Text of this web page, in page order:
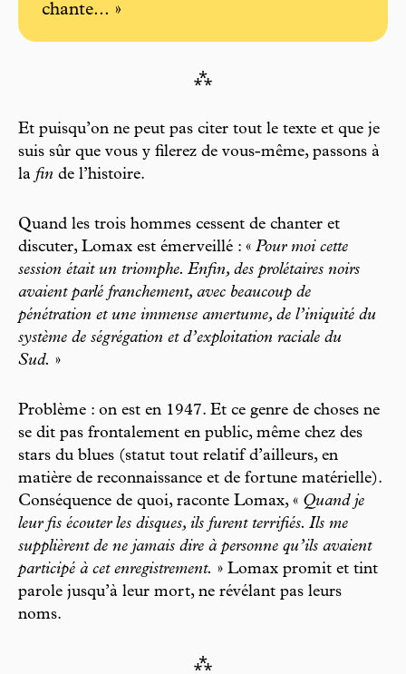
chante... »
⁂
Et puisqu’on ne peut pas citer tout le texte et que je
suis sûr que vous y filerez de vous-même, passons à
la fin de l’histoire.
Quand les trois hommes cessent de chanter et
discuter, Lomax est émerveillé : « Pour moi cette
session était un triomphe. Enfin, des prolétaires noirs
avaient parlé franchement, avec beaucoup de
pénétration et une immense amertume, de l’iniquité du
système de ségrégation et d’exploitation raciale du
Sud. »
Problème : on est en 1947. Et ce genre de choses ne
se dit pas frontalement en public, même chez des
stars du blues (statut tout relatif d’ailleurs, en
matière de reconnaissance et de fortune matérielle).
Conséquence de quoi, raconte Lomax, « Quand je
leur fis écouter les disques, ils furent terrifiés. Ils me
supplièrent de ne jamais dire à personne qu’ils avaient
participé à cet enregistrement. » Lomax promit et tint
parole jusqu’à leur mort, ne révélant pas leurs
noms.
⁂